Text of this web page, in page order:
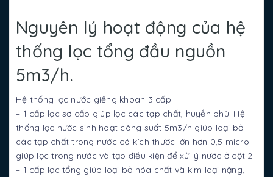
Nguyên lý hoạt động của hệ
thống lọc tổng đầu nguồn
5m3/h.
Hệ thống lọc nước giếng khoan 3 cấp:
– 1 cấp lọc sơ cấp giúp lọc các tạp chất, huyền phù. Hệ
thống lọc nước sinh hoạt công suất 5m3/h giúp loại bỏ
các tạp chất trong nước có kích thước lớn hơn 0,5 micro
giúp lọc trong nước và tạo điều kiện để xử lý nước ở cột 2
– 1 cấp lọc tổng giúp loại bỏ hóa chất và kim loại nặng,